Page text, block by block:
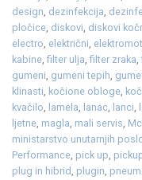
design, dezinfekcija,
pločice, diskovi, diskovi
electro, električni,
kabine,filter ulja,filter zraka,
gumeni, gumeni tepih,
klinasti, kočione obloge,
kvačilo, lamela, lanac, lanci,
ljetne, magla, mali servis,
ministarstvo unutarnjih
Performance, pick up,
plug in hibrid, plugin,